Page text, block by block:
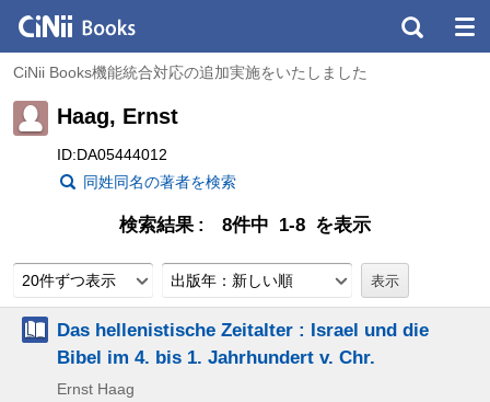
CiNii Books機能統合対応の追加実施をいたしました
Haag, Ernst
ID:DA05444012
同姓同名の著者を検索
検索結果 8件中 1-8 を表示
20件ずつ表示 出版年：新しい順
Das hellenistische Zeitalter : Israel und die
Bibel im 4. bis 1. Jahrhundert v. Chr.
Ernst Haag